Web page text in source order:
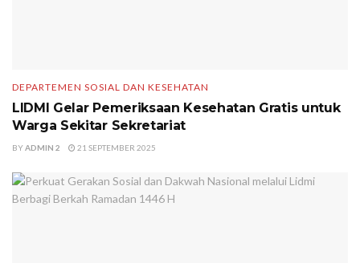
DEPARTEMEN SOSIAL DAN KESEHATAN
LIDMI Gelar Pemeriksaan Kesehatan Gratis untuk
Warga Sekitar Sekretariat
BYADMIN 2 21 SEPTEMBER 2025